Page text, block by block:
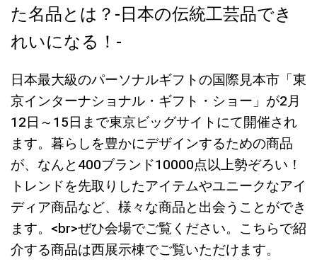
た名品とは？-日本の伝統工芸品でき
れいになる！-
日本最大級のパーソナルギフトの国際見本市「東
京インターナショナル・ギフト・ショー」が2月
12日～15日まで東京ビッグサイトにて開催され
ます。暮らしを豊かにデザインするための商品
が、なんと400ブランド10000点以上勢ぞろい！
トレンドを先取りしたアイテムやユニークなアイ
ディア商品など、様々な商品と出会うことができ
ます。<br>ぜひ会場でご覧ください。こちらで紹
介する商品は西展示棟でご覧いただけます。